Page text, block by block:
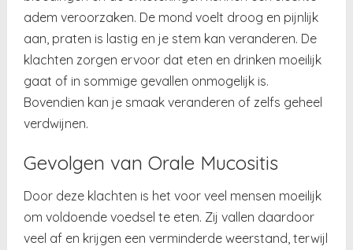
adem veroorzaken. De mond voelt droog en pijnlijk
aan, praten is lastig en je stem kan veranderen. De
klachten zorgen ervoor dat eten en drinken moeilijk
gaat of in sommige gevallen onmogelijk is.
Bovendien kan je smaak veranderen of zelfs geheel
verdwijnen.
Gevolgen van Orale Mucositis
Door deze klachten is het voor veel mensen moeilijk
om voldoende voedsel te eten. Zij vallen daardoor
veel af en krijgen een verminderde weerstand, terwijl